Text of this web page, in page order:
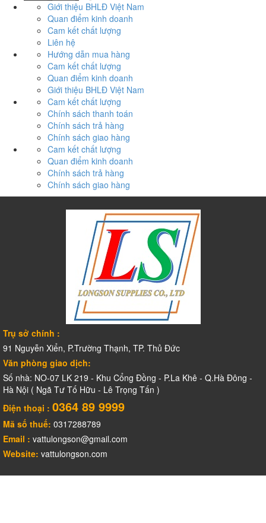
Giới thiệu BHLĐ Việt Nam
Quan điểm kinh doanh
Cam kết chất lượng
Liên hệ
Hướng dẫn mua hàng
Cam kết chất lượng
Quan điểm kinh doanh
Giới thiệu BHLĐ Việt Nam
Cam kết chất lượng
Chính sách thanh toán
Chính sách trả hàng
Chính sách giao hàng
Cam kết chất lượng
Quan điểm kinh doanh
Chính sách trả hàng
Chính sách giao hàng
Trụ sở chính :
91 Nguyễn Xiển, P.Trường Thạnh, TP. Thủ Đức
Văn phòng giao dịch:
Số nhà: NO-07 LK 219 - Khu Cổng Đồng - P.La Khê - Q.Hà Đông -
Hà Nội ( Ngã Tư Tố Hữu - Lê Trọng Tấn )
Điện thoại : 0364 89 9999
Mã số thuế: 0317288789
Email : vattulongson@gmail.com
Website: vattulongson.com